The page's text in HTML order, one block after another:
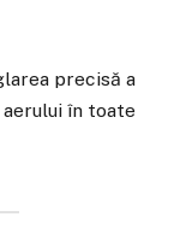
precisă a
în toate